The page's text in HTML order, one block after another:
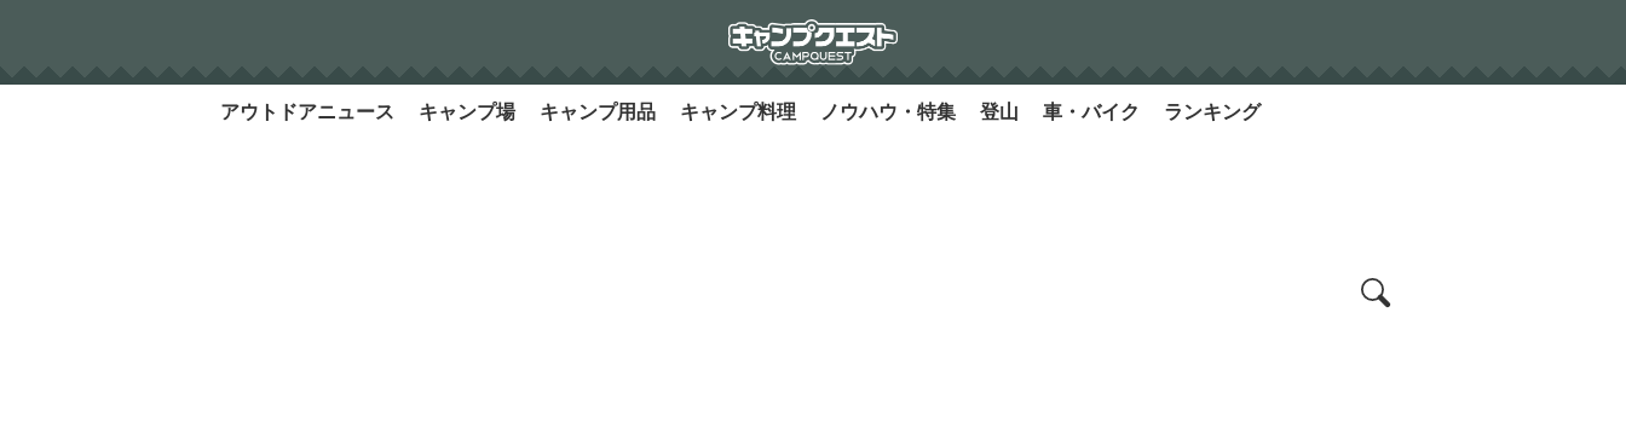
アウトドアニュース
キャンプ場 キャンプ用品 キャンプ料理 ノウハウ・特集 登山 車・バイク ランキング
search